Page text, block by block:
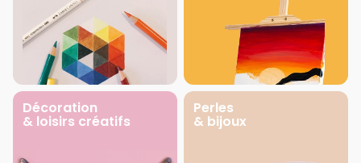
Décoration
& loisirs créatifs
Perles
& bijoux